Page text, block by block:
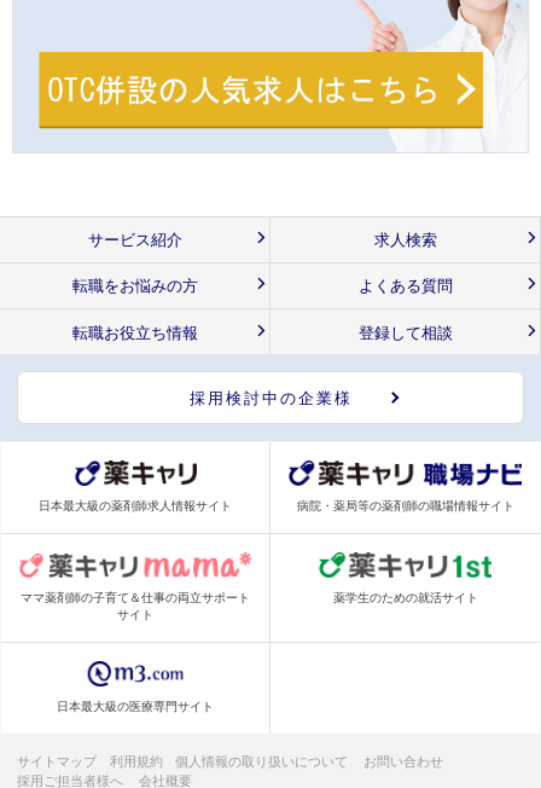
サービス紹介 求人検索
転職をお悩みの方 よくある質問
転職お役立ち情報 登録して相談
採用検討中の企業様
日本最大級の薬剤師求人情報サイト 病院・薬局等の薬剤師の職場情報サイト
ママ薬剤師の子育て＆仕事の両立サポート
サイト
薬学生のための就活サイト
日本最大級の医療専門サイト
サイトマップ 利用規約 個人情報の取り扱いについて
お問い合わせ
採用ご担当者様へ
会社概要